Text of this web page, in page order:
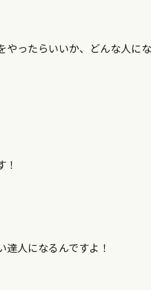
やったらいいか、どんな人に
！
人になるんですよ！